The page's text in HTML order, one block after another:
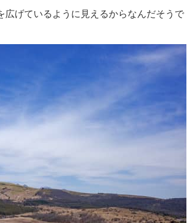
げているように見えるからなんだそうで